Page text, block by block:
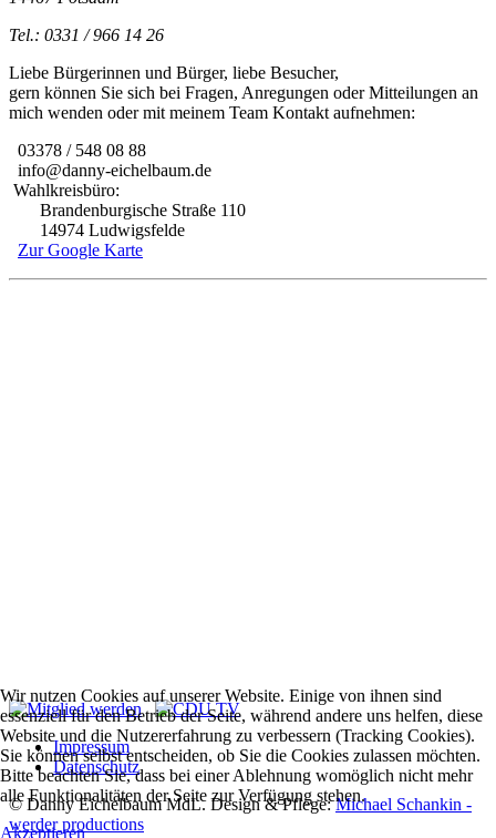
Tel.: 0331 / 966 14 26
Liebe Bürgerinnen und Bürger, liebe Besucher,
gern können Sie sich bei Fragen, Anregungen oder Mitteilungen an
mich wenden oder mit meinem Team Kontakt aufnehmen:
03378 / 548 08 88
info@danny-eichelbaum.de
Wahlkreisbüro:
Brandenburgische Straße 110
14974 Ludwigsfelde
Zur Google Karte
Impressum
Datenschutz
© Danny Eichelbaum MdL. Design & Pflege:Michael Schankin -
werder productions
Wir nutzen Cookies auf unserer Website. Einige von ihnen sind
essenziell für den Betrieb der Seite, während andere uns helfen, diese
Website und die Nutzererfahrung zu verbessern (Tracking Cookies).
Sie können selbst entscheiden, ob Sie die Cookies zulassen möchten.
Bitte beachten Sie, dass bei einer Ablehnung womöglich nicht mehr
alle Funktionalitäten der Seite zur Verfügung stehen.
Akzeptieren